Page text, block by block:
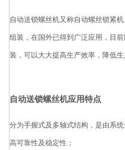
自动送锁螺丝机又称自动螺丝锁紧
组装，在国外已得到广泛应用，目
装，可以大大提高生产效率，降低生
自动送锁螺丝机应用特点
分为手握式及多轴式结构，是由系
高可靠性及稳定性；